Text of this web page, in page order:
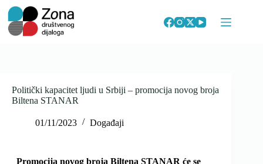
Skip
content
Politički kapacitet ljudi u Srbiji – promocija novog broja
Biltena STANAR
01/11/2023 Događaji
Promocija novog broja Biltena STANAR će se